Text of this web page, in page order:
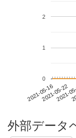
2021-05-162021-05-22
2021-
0
1
2
外部データ